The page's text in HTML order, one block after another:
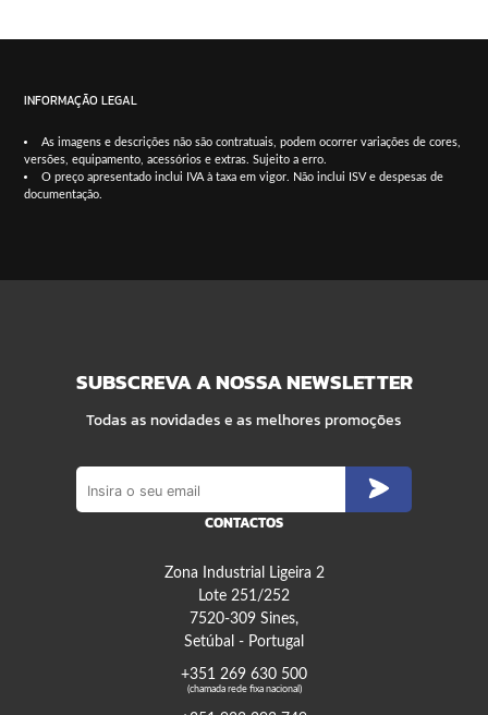
INFORMAÇÃO LEGAL
As imagens e descrições não são contratuais, podem ocorrer variações de cores,
versões, equipamento, acessórios e extras. Sujeito a erro.
O preço apresentado inclui IVA à taxa em vigor. Não inclui ISV e despesas de
documentação.
SUBSCREVA A NOSSA NEWSLETTER
Todas as novidades e as melhores promoções
CONTACTOS
Zona Industrial Ligeira 2
Lote 251/252
7520-309 Sines,
Setúbal - Portugal
+351 269 630 500
(chamada rede fixa nacional)